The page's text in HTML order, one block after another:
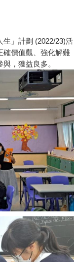
」計劃 (2022/23)活
確價值觀、強化解難
，獲益良多。